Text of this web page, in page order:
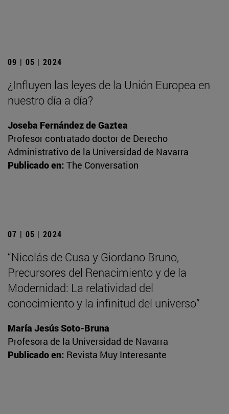
09 | 05 | 2024
¿Influyen las leyes de la Unión Europea en
nuestro día a día?
Joseba Fernández de Gaztea
Profesor contratado doctor de Derecho
Administrativo de la Universidad de Navarra
Publicado en: The Conversation
07 | 05 | 2024
“Nicolás de Cusa y Giordano Bruno,
Precursores del Renacimiento y de la
Modernidad: La relatividad del
conocimiento y la infinitud del universo”
María Jesús Soto-Bruna
Profesora de la Universidad de Navarra
Publicado en: Revista Muy Interesante